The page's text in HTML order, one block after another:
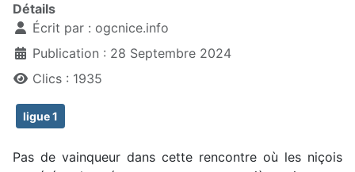
Détails
Écrit par : ogcnice.info
Publication : 28 Septembre 2024
Clics : 1935
ligue 1
Pas de vainqueur dans cette rencontre où les niçois